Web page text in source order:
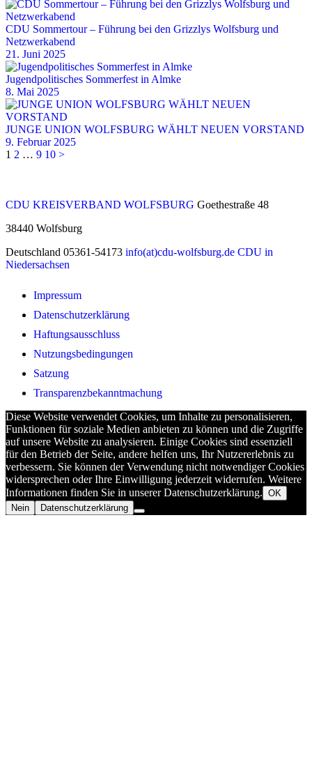
CDU Sommertour – Führung bei den Grizzlys Wolfsburg und
Netzwerkabend
21. Juni 2025
Jugendpolitisches Sommerfest in Almke
8. Mai 2025
JUNGE UNION WOLFSBURG WÄHLT NEUEN VORSTAND
9. Februar 2025
1 2 … 9 10 >
CDU KREISVERBAND WOLFSBURG Goethestraße 48
38440 Wolfsburg
Deutschland 05361-54173 info(at)cdu-wolfsburg.de CDU in
Niedersachsen
Impressum
Datenschutzerklärung
Haftungsausschluss
Nutzungsbedingungen
Satzung
Transparenzbekanntmachung
Diese Website verwendet Cookies, um Inhalte zu personalisieren,
Funktionen für soziale Medien anbieten zu können und die Zugriffe
auf unsere Website zu analysieren. Einige Cookies sind essenziell
für den Betrieb der Seite, andere helfen uns, Ihr Nutzererlebnis zu
verbessern. Sie können der Verwendung nicht notwendiger Cookies
widersprechen oder Ihre Einwilligung jederzeit widerrufen. Weitere
Informationen finden Sie in unserer Datenschutzerklärung. OK
Nein
Datenschutzerklärung